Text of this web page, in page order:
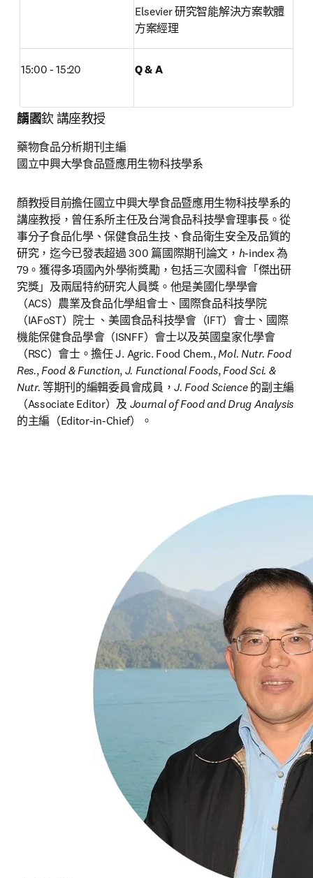
Elsevier 研究智能解決方案軟體
方案經理
15:00 - 15:20 Q & A
講者
顏國欽 講座教授
藥物食品分析期刊主編
國立中興大學食品暨應用生物科技學系
顏教授目前擔任國立中興大學食品暨應用生物科技學系的
講座教授，曾任系所主任及台灣食品科技學會理事長。從
事分子食品化學、保健食品生技、食品衛生安全及品質的
研究，迄今已發表超過 300 篇國際期刊論文， h-index 為
79。獲得多項國內外學術獎勵，包括三次國科會「傑出研
究獎」及兩屆特約研究人員獎。他是美國化學學會
（ACS）農業及食品化學組會士、國際食品科技學院
（IAFoST）院士 、美國食品科技學會（IFT）會士、國際
機能保健食品學會（ISNFF）會士以及英國皇家化學會
（RSC）會士。擔任 J. Agric. Food Chem., Mol. Nutr. Food
Res., Food & Function, J. Functional Foods, Food Sci. &
Nutr. 等期刊的編輯委員會成員，J. Food Science 的副主編
（Associate Editor）及
的主編（Editor-in-Chief）。